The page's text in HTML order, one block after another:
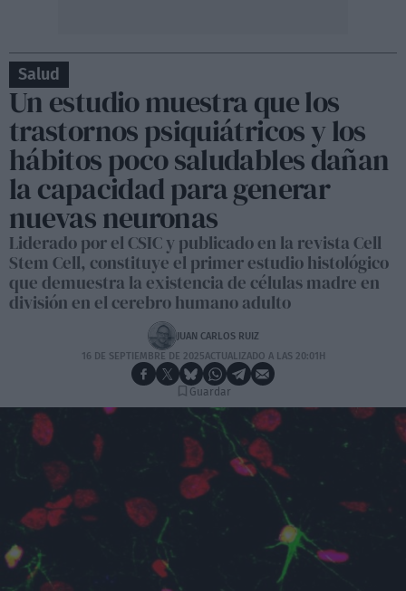
Salud
Un estudio muestra que los
trastornos psiquiátricos y los
hábitos poco saludables dañan
la capacidad para generar
nuevas neuronas
Liderado por el CSIC y publicado en la revista Cell
Stem Cell, constituye el primer estudio histológico
que demuestra la existencia de células madre en
división en el cerebro humano adulto
JUAN CARLOS RUIZ
16 DE SEPTIEMBRE DE 2025ACTUALIZADO A LAS 20:01H
Guardar